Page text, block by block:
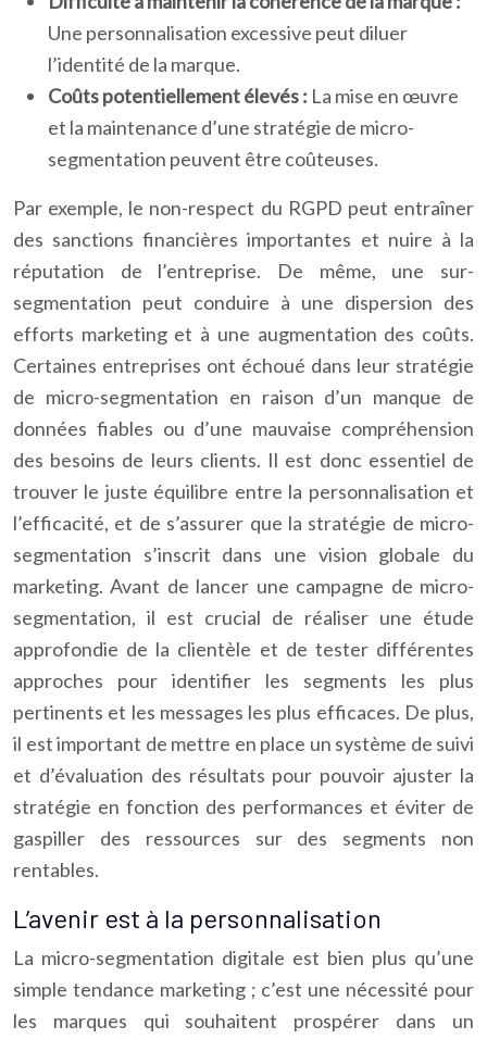
Une personnalisation excessive peut diluer
l’identité de la marque.
Coûts potentiellement élevés : La mise en œuvre
et la maintenance d’une stratégie de micro-
segmentation peuvent être coûteuses.
Par exemple, le non-respect du RGPD peut entraîner
des sanctions financières importantes et nuire à la
réputation de l’entreprise. De même, une sur-
segmentation peut conduire à une dispersion des
efforts marketing et à une augmentation des coûts.
Certaines entreprises ont échoué dans leur stratégie
de micro-segmentation en raison d’un manque de
données fiables ou d’une mauvaise compréhension
des besoins de leurs clients. Il est donc essentiel de
trouver le juste équilibre entre la personnalisation et
l’efficacité, et de s’assurer que la stratégie de micro-
segmentation s’inscrit dans une vision globale du
marketing. Avant de lancer une campagne de micro-
segmentation, il est crucial de réaliser une étude
approfondie de la clientèle et de tester différentes
approches pour identifier les segments les plus
pertinents et les messages les plus efficaces. De plus,
il est important de mettre en place un système de suivi
et d’évaluation des résultats pour pouvoir ajuster la
stratégie en fonction des performances et éviter de
gaspiller des ressources sur des segments non
rentables.
L’avenir est à la personnalisation
La micro-segmentation digitale est bien plus qu’une
simple tendance marketing ; c’est une nécessité pour
les marques qui souhaitent prospérer dans un